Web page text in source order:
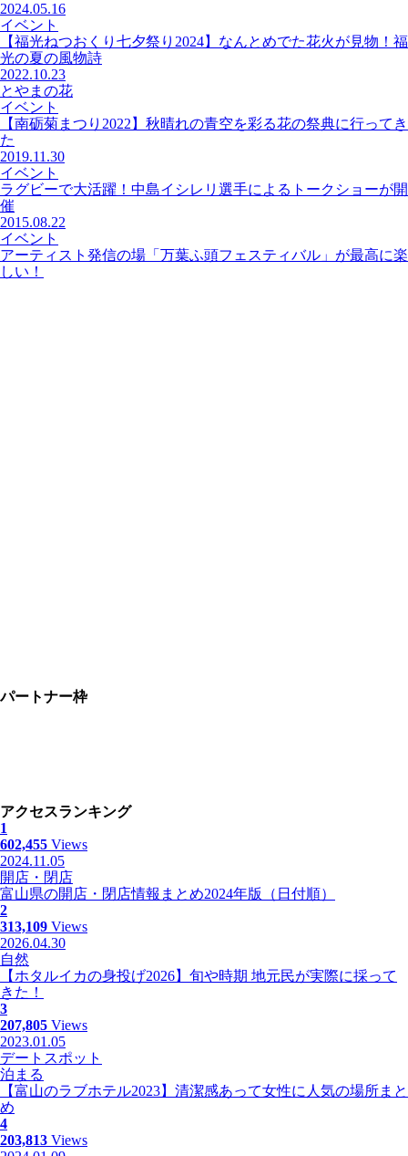
2024.05.16
イベント
【福光ねつおくり七夕祭り2024】なんとめでた花火が見物！福
光の夏の風物詩
2022.10.23
とやまの花
イベント
【南砺菊まつり2022】秋晴れの青空を彩る花の祭典に行ってき
た
2019.11.30
イベント
ラグビーで大活躍！中島イシレリ選手によるトークショーが開
催
2015.08.22
イベント
アーティスト発信の場「万葉ふ頭フェスティバル」が最高に楽
しい！
パートナー枠
アクセスランキング
1
602,455 Views
2024.11.05
開店・閉店
富山県の開店・閉店情報まとめ2024年版（日付順）
2
313,109 Views
2026.04.30
自然
【ホタルイカの身投げ2026】旬や時期 地元民が実際に採って
きた！
3
207,805 Views
2023.01.05
デートスポット
泊まる
【富山のラブホテル2023】清潔感あって女性に人気の場所まと
め
4
203,813 Views